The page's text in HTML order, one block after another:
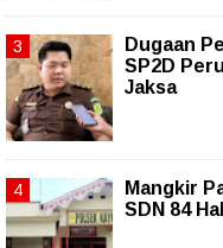
Dugaan
SP2D
Jaksa
Mangkir
SDN 84